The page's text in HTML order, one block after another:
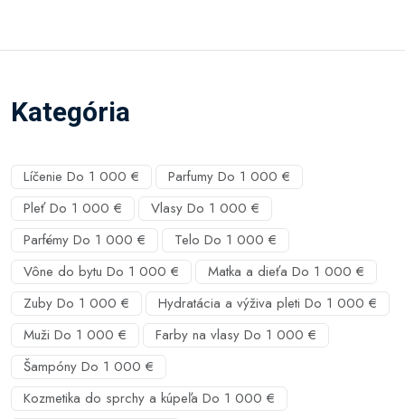
Kategória
Líčenie Do 1 000 €
Parfumy Do 1 000 €
Pleť Do 1 000 €
Vlasy Do 1 000 €
Parfémy Do 1 000 €
Telo Do 1 000 €
Vône do bytu Do 1 000 €
Matka a dieťa Do 1 000 €
Zuby Do 1 000 €
Hydratácia a výživa pleti Do 1 000 €
Muži Do 1 000 €
Farby na vlasy Do 1 000 €
Šampóny Do 1 000 €
Kozmetika do sprchy a kúpeľa Do 1 000 €